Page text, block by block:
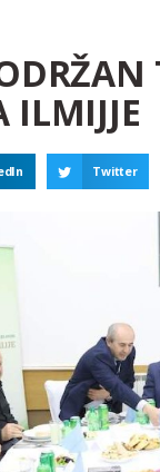
ILMIJJE
Twitter